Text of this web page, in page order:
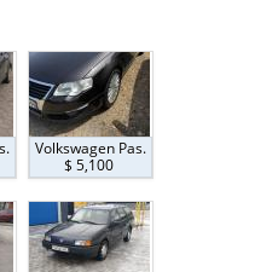
Volkswagen Pas.
$ 5,100